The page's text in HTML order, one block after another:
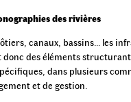
des rivières
canaux, bassins… les
donc des éléments
dans plusieurs
et de gestion.